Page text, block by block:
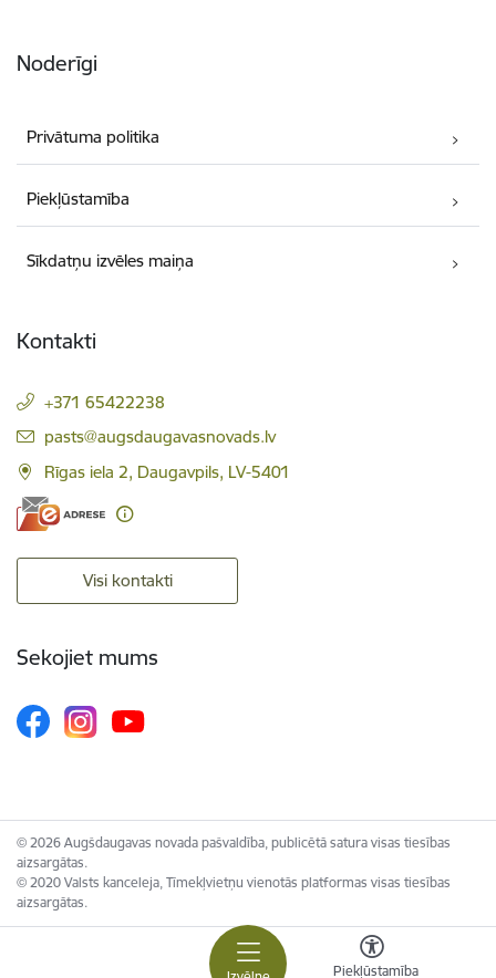
Piekļūstamība
Noderīgi
Privātuma politika
Piekļūstamība
Sīkdatņu izvēles maiņa
Kontakti
+371 65422238
E-pasts:
pasts@augsdaugavasnovads.lv
Rīgas iela 2, Daugavpils, LV-5401
Visi kontakti
Sekojiet mums
© 2026 Augšdaugavas novada pašvaldība, publicētā satura visas tiesības
aizsargātas.
© 2020 Valsts kanceleja, Tīmekļvietņu vienotās platformas visas tiesības
aizsargātas.